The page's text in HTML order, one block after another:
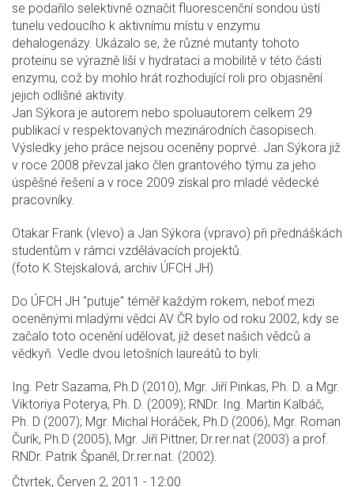
se podařilo selektivně označit fluorescenční sondou ústí
tunelu vedoucího k aktivnímu místu v enzymu
dehalogenázy. Ukázalo se, že různé mutanty tohoto
proteinu se výrazně liší v hydrataci a mobilitě v této části
enzymu, což by mohlo hrát rozhodující roli pro objasnění
jejich odlišné aktivity.
Jan Sýkora je autorem nebo spoluautorem celkem 29
publikací v respektovaných mezinárodních časopisech.
Výsledky jeho práce nejsou oceněny poprvé. Jan Sýkora již
v roce 2008 převzal jako člen grantového týmu za jeho
úspěšné řešení a v roce 2009 získal pro mladé vědecké
pracovníky.
Otakar Frank (vlevo) a Jan Sýkora (vpravo) při přednáškách
studentům v rámci vzdělávacích projektů.
(foto K.Stejskalová, archiv ÚFCH JH)
Do ÚFCH JH "putuje" téměř každým rokem, neboť mezi
oceněnými mladými vědci AV ČR bylo od roku 2002, kdy se
začalo toto ocenění udělovat, již deset našich vědců a
vědkyň. Vedle dvou letošních laureátů to byli:
Ing. Petr Sazama, Ph.D (2010), Mgr. Jiří Pinkas, Ph. D. a Mgr.
Viktoriya Poterya, Ph. D. (2009); RNDr. Ing. Martin Kalbáč,
Ph. D (2007); Mgr. Michal Horáček, Ph.D (2006), Mgr. Roman
Čurík, Ph.D (2005), Mgr. Jiří Pittner, Dr.rer.nat (2003) a prof.
RNDr. Patrik Španěl, Dr.rer.nat. (2002).
Čtvrtek, Červen 2, 2011 - 12:00